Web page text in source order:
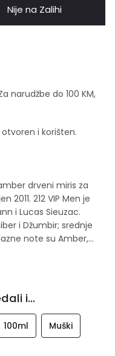
Nije na Zalihi
narudžbe do 100 KM,
i korišten.
drveni miris za
2011. 212 VIP Men je
i Lucas Sieuzac.
i Džumbir; srednje
note su Amber,
i...
100ml Muški